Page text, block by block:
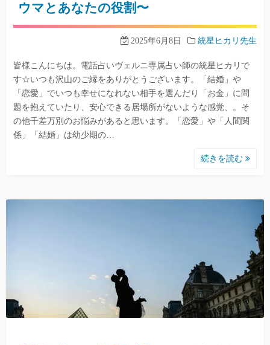
ウマとあなたの役割〜
2025年6月8日 統星ヒカリ先生
皆様こんにちは。電話占いヴェルニ専属占い師の統星ヒカリで
す☆いつも沢山のご縁をありがとうございます。「結婚」や
「恋愛」でいつも幸せになれない相手を選んだり「お金」に問
題を抱えていたり、安心できる居場所がないような感覚、。そ
の他千差万別のお悩みがあると思います。「恋愛」や「人間関
係」「結婚」は幼少期の…
続きを読む